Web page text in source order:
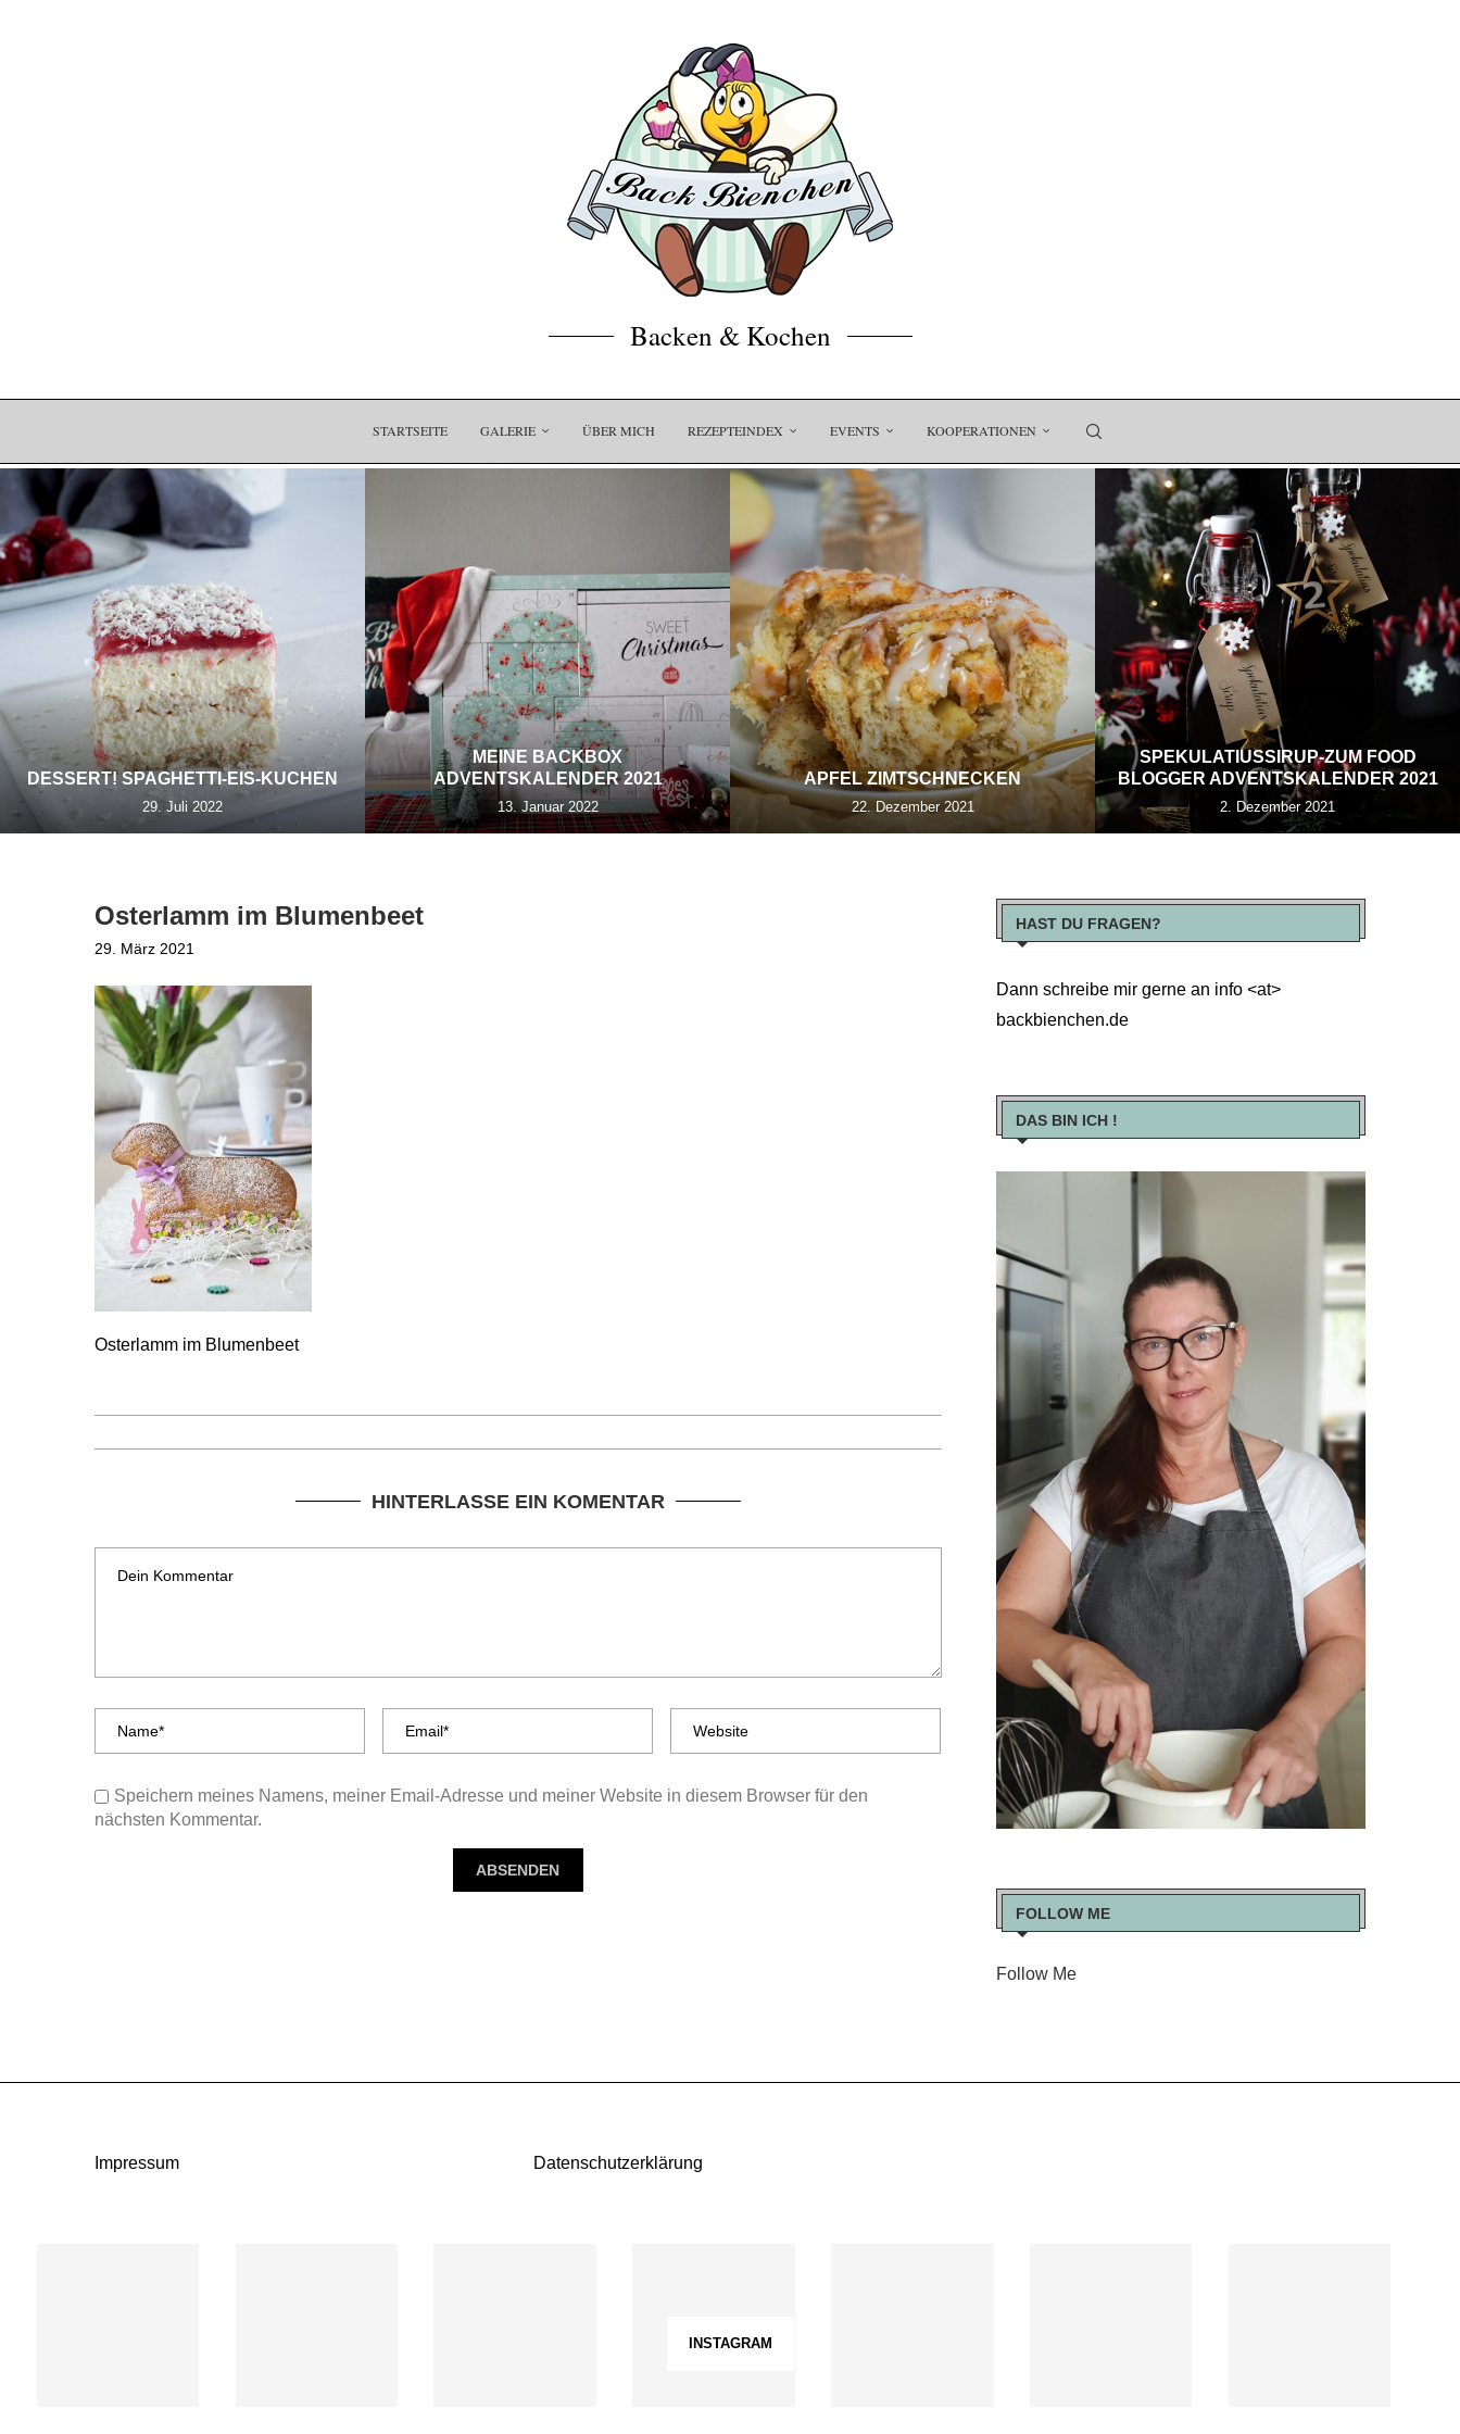
Backen & Kochen
STARTSEITE GALERIE ÜBER MICH REZEPTEINDEX EVENTS KOOPERATIONEN
DESSERT! SPAGHETTI-EIS-KUCHEN
29. Juli 2022
MEINE BACKBOX
ADVENTSKALENDER 2021
13. Januar 2022
APFEL ZIMTSCHNECKEN
22. Dezember 2021
SPEKULATIUSSIRUP-ZUM FOOD
BLOGGER ADVENTSKALENDER 2021
2. Dezember 2021
Osterlamm im Blumenbeet
29. März 2021
Osterlamm im Blumenbeet
HINTERLASSE EIN KOMENTAR
Speichern meines Namens, meiner Email-Adresse und meiner Website in diesem Browser für den
nächsten Kommentar.
HAST DU FRAGEN?
Dann schreibe mir gerne an info <at>
backbienchen.de
DAS BIN ICH !
FOLLOW ME
Follow Me
Impressum Datenschutzerklärung
INSTAGRAM